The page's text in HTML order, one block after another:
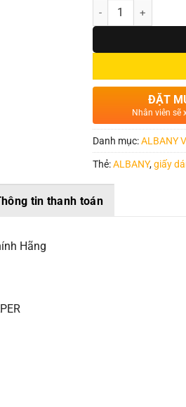
Số lượng
ĐẶT
Nhân viên sẽ
Danh mục:ALBANY
Thẻ:ALBANY,giấy
tin thanh toán
Hãng